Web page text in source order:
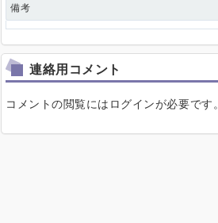
備考
連絡用コメント
コメントの閲覧にはログインが必要です。